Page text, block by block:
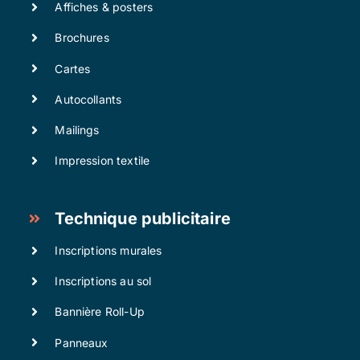
Affiches & posters
Brochures
Cartes
Autocollants
Mailings
Impression textile
Technique publicitaire
Inscriptions murales
Inscriptions au sol
Bannière Roll-Up
Panneaux